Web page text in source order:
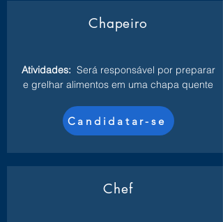
Chapeiro
Atividades: Será responsável por preparar
e grelhar alimentos em uma chapa quente
Candidatar-se
Chef